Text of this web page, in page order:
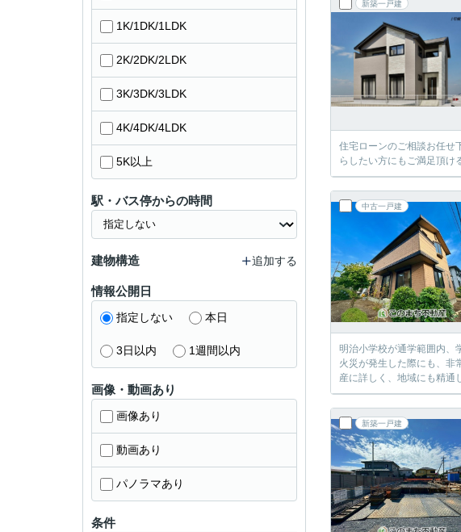
新築一戸建
住宅ローンのご相談お任せ
らしたい方にもご満足頂け
中古一戸建
明治小学校が通学範囲内、
火災が発生した際にも、非
産に詳しく、地域にも精通
新築一戸建
1K/1DK/1LDK
2K/2DK/2LDK
3K/3DK/3LDK
4K/4DK/4LDK
5K以上
駅・バス停からの時間
建物構造 追加する
情報公開日
指定しない 本日
3日以内 1週間以内
画像・動画あり
画像あり
動画あり
パノラマあり
条件